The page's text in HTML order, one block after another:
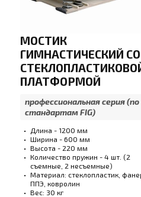
МОСТИК
ГИМНАСТИЧЕСКИЙ СО
ПЛАТФОРМОЙ
профессиональная серия (по
стандартам FIG)
Длина - 1200 мм
Ширина - 600 мм
Высота - 220 мм
Количество пружин - 4 шт. (2
съемные, 2 несъемные)
Материал: стеклопластик,
ППЭ, ковролин
Вес: 30 кг